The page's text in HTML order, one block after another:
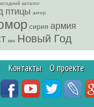
каталог
птицы актер
сирия армия
квн Новый Год
Контакты О проекте